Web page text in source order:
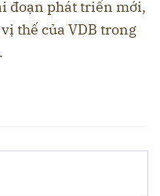
đoạn phát triển mới,
thế của VDB trong